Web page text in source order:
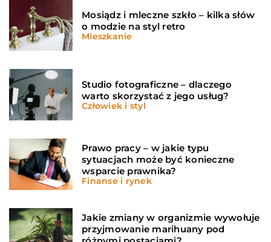
Mosiądz i mleczne szkło – kilka słów
o modzie na styl retro
Mieszkanie
Studio fotograficzne – dlaczego
warto skorzystać z jego usług?
Człowiek i styl
Prawo pracy – w jakie typu
sytuacjach może być konieczne
wsparcie prawnika?
Finanse i rynek
Jakie zmiany w organizmie wywołuje
przyjmowanie marihuany pod